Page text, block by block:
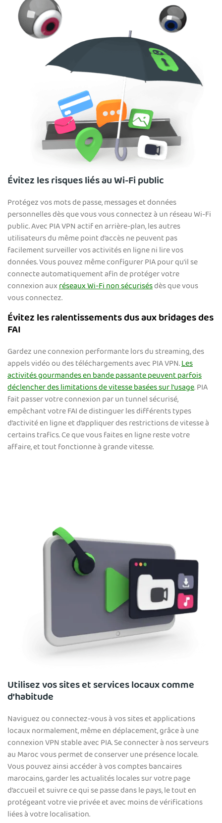
Évitez les risques liés au Wi-Fi public
Protégez vos mots de passe, messages et données
personnelles dès que vous vous connectez à un réseau Wi-Fi
public. Avec PIA VPN actif en arrière-plan, les autres
utilisateurs du même point d’accès ne peuvent pas
facilement surveiller vos activités en ligne ni lire vos
données. Vous pouvez même configurer PIA pour qu’il se
connecte automatiquement afin de protéger votre
connexion auxréseaux Wi-Fi non sécurisésdès que vous
vous connectez.
Évitez les ralentissements dus aux bridages des
FAI
Gardez une connexion performante lors du streaming, des
appels vidéo ou des téléchargements avec PIA VPN.Les
activités gourmandes en bande passante peuvent parfois
déclencher des limitations de vitesse basées sur l’usage. PIA
fait passer votre connexion par un tunnel sécurisé,
empêchant votre FAI de distinguer les différents types
d’activité en ligne et d’appliquer des restrictions de vitesse à
certains trafics. Ce que vous faites en ligne reste votre
affaire, et tout fonctionne à grande vitesse.
Utilisez vos sites et services locaux comme
d’habitude
Naviguez ou connectez-vous à vos sites et applications
locaux normalement, même en déplacement, grâce à une
connexion VPN stable avec PIA. Se connecter à nos serveurs
au Maroc vous permet de conserver une présence locale.
Vous pouvez ainsi accéder à vos comptes bancaires
marocains, garder les actualités locales sur votre page
d’accueil et suivre ce qui se passe dans le pays, le tout en
protégeant votre vie privée et avec moins de vérifications
liées à votre localisation.